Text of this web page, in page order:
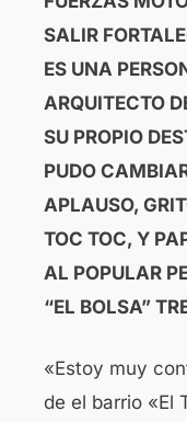
SALIR
ES UNA
ARQUITECTO
SU PROPIO
PUDO
APLAUSO,
TOC TOC, Y
AL POPULAR
“EL BOLSA”
«Estoy muy
de el barrio «El